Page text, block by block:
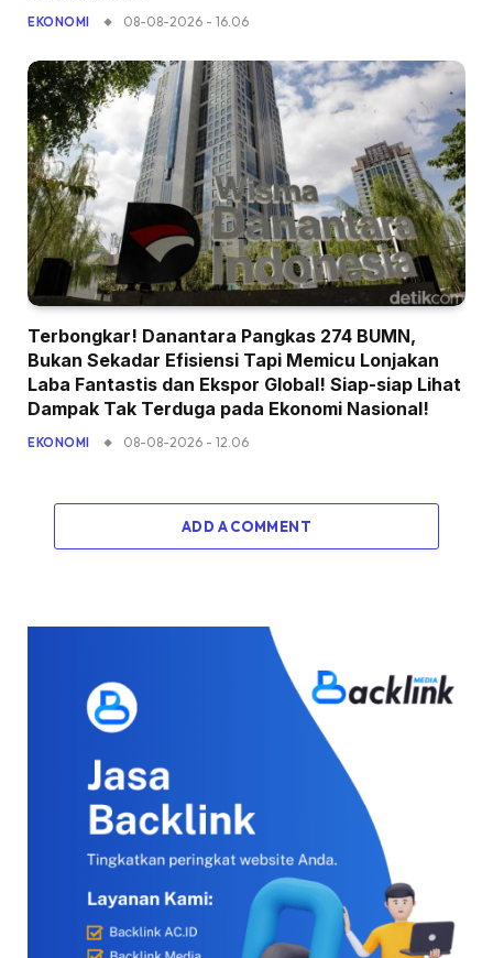
EKONOMI 08-08-2026 - 16.06
Terbongkar! Danantara Pangkas 274 BUMN,
Bukan Sekadar Efisiensi Tapi Memicu Lonjakan
Laba Fantastis dan Ekspor Global! Siap-siap Lihat
Dampak Tak Terduga pada Ekonomi Nasional!
EKONOMI 08-08-2026 - 12.06
ADD A COMMENT